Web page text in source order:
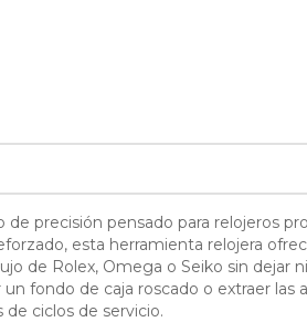
precisión pensado para relojeros
esta herramienta relojera
de Rolex, Omega o Seiko sin dejar
fondo de caja roscado o extraer
ciclos de servicio.